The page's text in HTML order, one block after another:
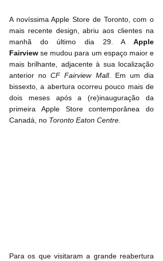
A novíssima Apple Store de Toronto, com o
mais recente design, abriu aos clientes na
manhã do último dia 29. A Apple
Fairview se mudou para um espaço maior e
mais brilhante, adjacente à sua localização
anterior no CF Fairview Mall. Em um dia
bissexto, a abertura ocorreu pouco mais de
dois meses após a (re)inauguração da
primeira Apple Store contemporânea do
Canadá, no Toronto Eaton Centre
Para os que visitaram a grande reabertura